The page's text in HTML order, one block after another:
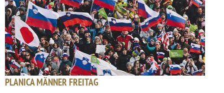
PLANICA MÄNNER FREITAG